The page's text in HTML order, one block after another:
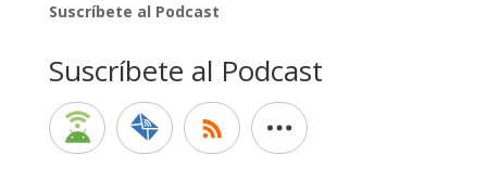
Suscríbete al Podcast
Suscríbete al Podcast